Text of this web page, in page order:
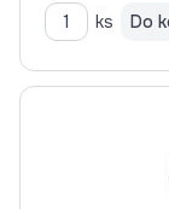
ks Do